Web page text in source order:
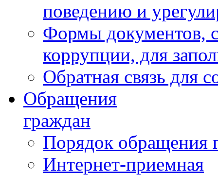
поведению и
Формы документов,
коррупции, для
Обратная связь для
Обращения
граждан
Порядок обращения
Интернет-приемная